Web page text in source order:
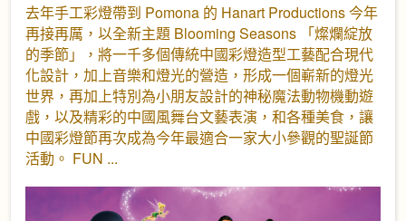
去年手工彩燈帶到 Pomona 的 Hanart Productions 今年
再接再厲，以全新主題 Blooming Seasons 「燦爛綻放
的季節」，將一千多個傳統中國彩燈造型工藝配合現代
化設計，加上音樂和燈光的營造，形成一個嶄新的燈光
世界，再加上特別為小朋友設計的神秘魔法動物機動遊
戲，以及精彩的中國風舞台文藝表演，和各種美食，讓
中國彩燈節再次成為今年最適合一家大小參觀的聖誕節
活動。 FUN